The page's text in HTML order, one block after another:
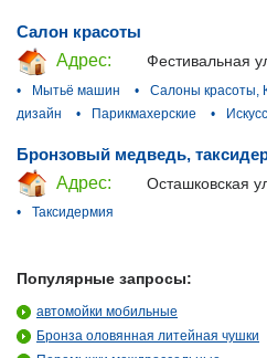
Салон красоты
Адрес:
Фестивальная
•
Мытьё машин • Салоны красоты,
дизайн
• Парикмахерские •
Бронзовый медведь,
Адрес:
Осташковская
•
Таксидермия
Популярные запросы:
автомойки мобильные
Бронза оловянная литейная чушки